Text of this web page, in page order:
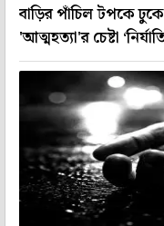
বাড়ির পাঁচিল টপকে
'আত্মহত্যা'র চেষ্টা